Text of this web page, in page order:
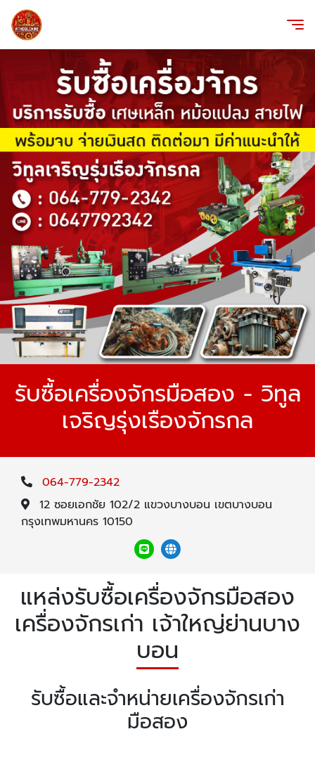
รับซื้อเครื่องจักรมือสอง - วิทูล
เจริญรุ่งเรืองจักรกล
064-779-2342
12 ซอยเอกชัย 102/2 แขวงบางบอน เขตบางบอน
กรุงเทพมหานคร 10150
แหล่งรับซื้อเครื่องจักรมือสอง
เครื่องจักรเก่า เจ้าใหญ่ย่านบาง
บอน
รับซื้อและจำหน่ายเครื่องจักรเก่า
มือสอง